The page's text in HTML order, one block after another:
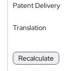
Patent Delivery
Translation
Recalculate